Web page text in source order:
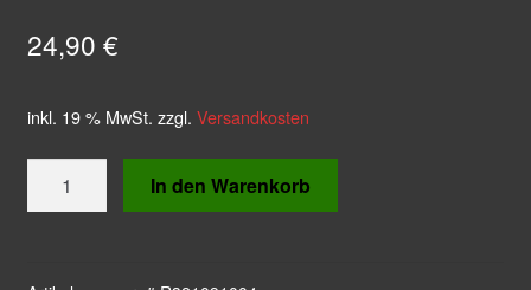
24,90 €
inkl. 19 % MwSt. zzgl. Versandkosten
In den Warenkorb